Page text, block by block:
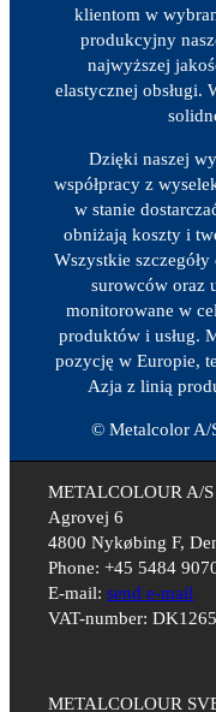
klientom w
produkcyjny
najwyższej
elastycznej obsługi.
Dzięki naszej
współpracy z
w stanie
obniżają koszty i
Wszystkie
surowców oraz
monitorowane w
produktów i usług.
pozycję w Europie,
Azja z linią
© Metalcolor A/
METALCOLOUR A/S
Agrovej 6
4800 Nykøbing F,
Phone: +45 5484
E-mail:send e-mail
VAT-number:
METALCOLOUR